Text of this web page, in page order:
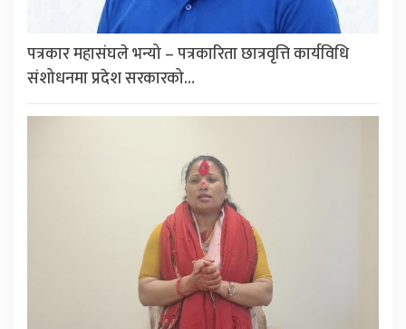
पत्रकार महासंघले भन्यो – पत्रकारिता छात्रवृत्ति कार्यविधि
संशोधनमा प्रदेश सरकारको…